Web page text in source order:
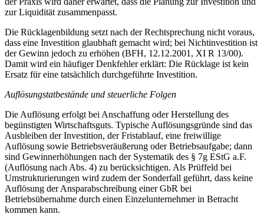
zur Liquidität zusammenpasst.
Die Rücklagenbildung setzt nach der Rechtsprechung nicht voraus,
dass eine Investition glaubhaft gemacht wird; bei Nichtinvestition ist
der Gewinn jedoch zu erhöhen (BFH, 12.12.2001, XI R 13/00).
Damit wird ein häufiger Denkfehler erklärt: Die Rücklage ist kein
Ersatz für eine tatsächlich durchgeführte Investition.
Auflösungstatbestände und steuerliche Folgen
Die Auflösung erfolgt bei Anschaffung oder Herstellung des
begünstigten Wirtschaftsguts. Typische Auflösungsgründe sind das
Ausbleiben der Investition, der Fristablauf, eine freiwillige
Auflösung sowie Betriebsveräußerung oder Betriebsaufgabe; dann
sind Gewinnerhöhungen nach der Systematik des § 7g EStG a.F.
(Auflösung nach Abs. 4) zu berücksichtigen. Als Prüffeld bei
Umstrukturierungen wird zudem der Sonderfall geführt, dass keine
Auflösung der Ansparabschreibung einer GbR bei
Betriebsübernahme durch einen Einzelunternehmer in Betracht
kommen kann.